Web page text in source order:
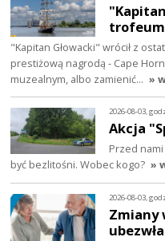
trofeum
"Kapitan Głowacki" wrócił z
prestiżową nagrodą - Cape
muzealnym, albo zamienić… »
2026-08-03,
Akcja
Przed
być bezlitośni. Wobec kogo? »
2026-08-03,
Zmiany